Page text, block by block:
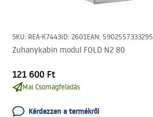
SKU: REA-K7443ID: 2601EAN: 5902557333295
Zuhanykabin modul FOLD N2 80
121 600 Ft
Mai Csomagfeladás
Kérdezzen a termékről